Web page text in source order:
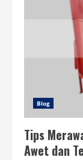
Blog
Tips
Awet dan